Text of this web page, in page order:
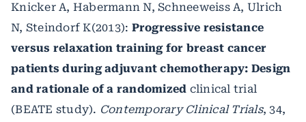
Knicker A, Habermann N, Schneeweiss A, Ulrich
N, Steindorf K(2013): Progressive resistance
versus relaxation training for breast cancer
patients during adjuvant chemotherapy: Design
and rationale of a randomized clinical trial
(BEATE study). Contemporary Clinical Trials, 34,